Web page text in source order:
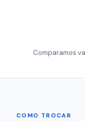
Comparamos
COMO TROCAR